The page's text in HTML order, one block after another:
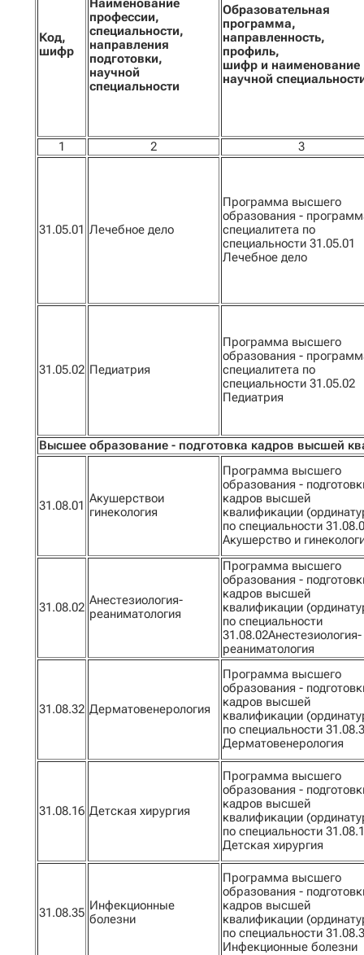
Код,
шифр
Наименование
профессии,
специальности,
направления
подготовки,
научной
специальности
Образовательная
программа,
направленность,
профиль,
шифр и наименование
научной
1 2 3
31.05.01 Лечебное дело
Программа высшего
образования -
специалитета по
специальности 31.05.01
Лечебное дело
31.05.02 Педиатрия
Программа высшего
образования -
специалитета по
специальности 31.05.02
Педиатрия
Высшее образование - подготовка кадров высшей
31.08.01 Акушерствои
гинекология
Программа высшего
образования -
кадров высшей
квалификации
по специальности
Акушерство и
31.08.02 Анестезиология-
реаниматология
Программа высшего
образования -
кадров высшей
квалификации
по специальности
31.08.02Анестезиология-
реаниматология
31.08.32 Дерматовенерология
Программа высшего
образования -
кадров высшей
квалификации
по специальности
Дерматовенерология
31.08.16 Детская хирургия
Программа высшего
образования -
кадров высшей
квалификации
по специальности
Детская хирургия
31.08.35 Инфекционные
болезни
Программа высшего
образования -
кадров высшей
квалификации
по специальности
Инфекционные болезни